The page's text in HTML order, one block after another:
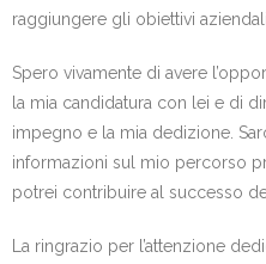
raggiungere gli obiettivi aziendali.
Spero vivamente di avere
la mia candidatura con lei e di
impegno e la mia dedizione.
informazioni sul mio percorso
potrei contribuire al successo
La ringrazio per l’attenzione